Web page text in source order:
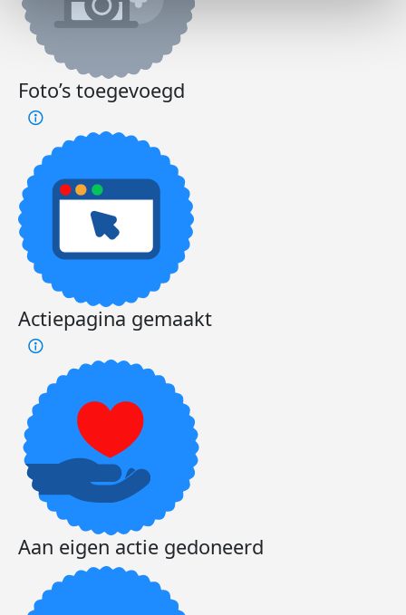
Foto’s toegevoegd
Actiepagina gemaakt
Aan eigen actie gedoneerd